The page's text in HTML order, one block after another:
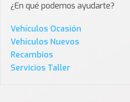
¿En qué podemos ayudarte?
Vehículos Ocasión
Vehículos Nuevos
Recambios
Servicios Taller